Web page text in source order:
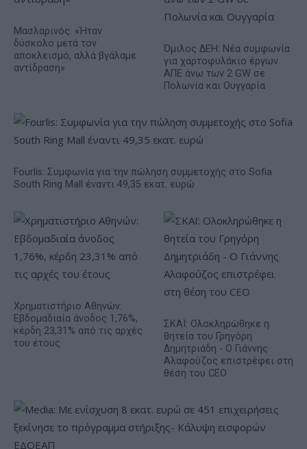
Μασλαρινός: «Ήταν
δύσκολο μετά τον
αποκλεισμό, αλλά βγάλαμε
αντίδραση»
Όμιλος ΔΕΗ: Νέα συμφωνία
για χαρτοφυλάκιο έργων
ΑΠΕ άνω των 2 GW σε
Πολωνία και Ουγγαρία
Fourlis: Συμφωνία για την πώληση συμμετοχής στο Sofia
South Ring Mall έναντι 49,35 εκατ. ευρώ
Χρηματιστήριο Αθηνών:
Εβδομαδιαία άνοδος 1,76%,
κέρδη 23,31% από τις αρχές
του έτους
ΣΚΑΪ: Ολοκληρώθηκε η
θητεία του Γρηγόρη
Δημητριάδη - Ο Γιάννης
Αλαφούζος επιστρέφει στη
θέση του CEO